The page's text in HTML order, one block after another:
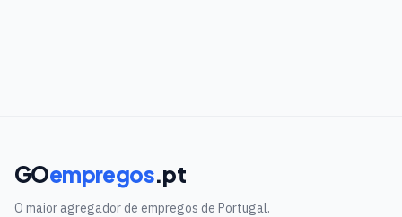
GOempregos.pt
O maior agregador de empregos de Portugal.